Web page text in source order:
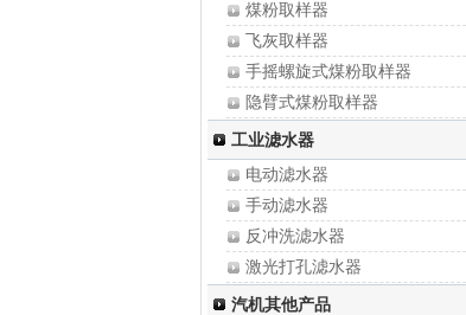
凝汽器海绵胶球
煤粉取样器
飞灰取样器
手摇螺旋式煤粉取样器
隐臂式煤粉取样器
移动式煤粉取样器
固定式煤粉取样器
全自动煤粉取样器
自抽式飞灰取样器
推入式煤粉取样装置
锅炉取样冷却器
工业滤水器
电动滤水器
手动滤水器
反冲洗滤水器
激光打孔滤水器
全自动滤水器
汽机其他产品